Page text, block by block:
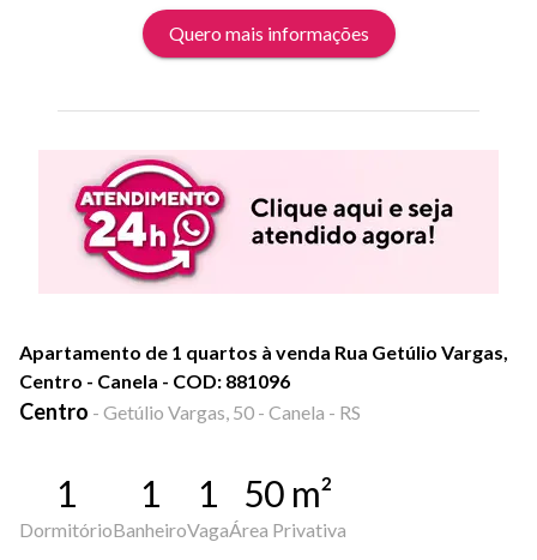
Quero mais informações
Apartamento de 1 quartos à venda Rua Getúlio Vargas,
Centro - Canela - COD: 881096
Centro - Getúlio Vargas, 50 - Canela - RS
1
Dormitório
1
Banheiro
1
Vaga
50 m²
Área Privativa